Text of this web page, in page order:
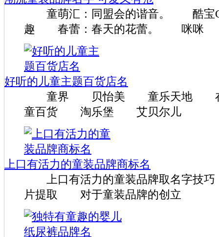
童萌汇：同盟会的谐音。 酷
趣 春蕾：春天的花蕾。 咪咪
好听的儿童主题百货店名
童界 贝怡美 童乐天地 在
童百货 淘乐堡 艾贝尔儿
上口有活力的童装品牌商标名
上口有活力的童装品牌取名字技
片提取 对于童装品牌的创立